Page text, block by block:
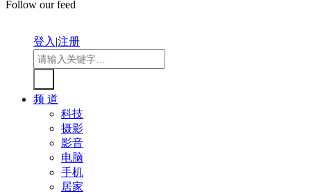
Follow our feed
登入|注册
频 道
科技
摄影
影音
电脑
手机
居家